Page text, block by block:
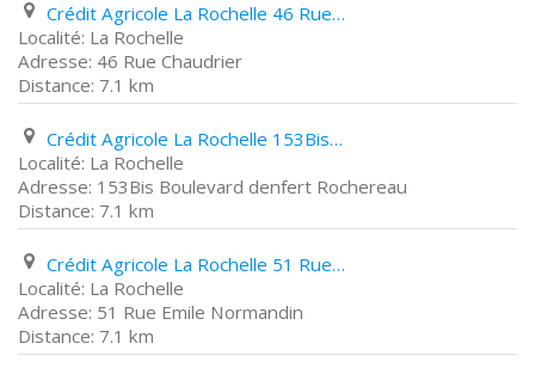
Crédit Agricole La Rochelle 46 Rue Chaudrier
La Rochelle
46 Rue Chaudrier
7.1 km
Crédit Agricole La Rochelle 153Bis Boulevard denfert Rochereau
La Rochelle
153Bis Boulevard denfert Rochereau
7.1 km
Crédit Agricole La Rochelle 51 Rue Emile Normandin
La Rochelle
51 Rue Emile Normandin
7.1 km